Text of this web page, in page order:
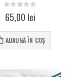
0out of 5
65,00 lei
ADAUGĂ ÎN COȘ